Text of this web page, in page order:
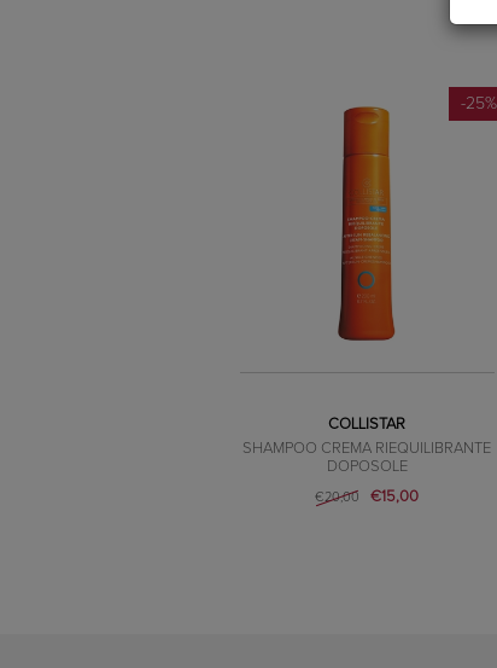
-25%
COLLISTAR
SHAMPOO CREMA RIEQUILIBRANTE
DOPOSOLE
€20,00 €15,00